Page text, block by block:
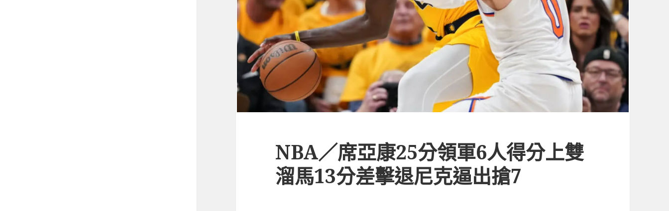
NBA／席亞康25分領軍6人得分上雙
溜馬13分差擊退尼克逼出搶7